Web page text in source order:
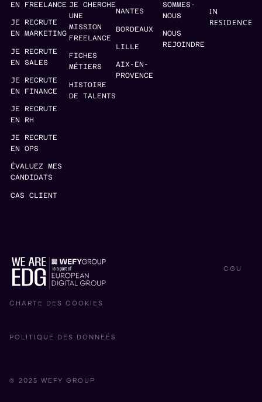
EN FREELANCE
JE RECRUTE
EN MARKETING
JE RECRUTE
EN SALES
JE RECRUTE
EN FINANCE
JE RECRUTE
EN RH
JE RECRUTE
EN OPS
ÉVALUEZ MES
CANDIDATS
CAS CLIENT
JE CHERCHE
UNE
MISSION
FREELANCE
FICHES
MÉTIERS
HISTOIRE
DE TALENTS
NANTES
BORDEAUX
LILLE
AIX-EN-
PROVENCE
SOMMES-
NOUS
NOUS
REJOINDRE
IN
RESIDENCE
© 2025 WEFY GROUP
CHARTE DES COOKIES
POLITIQUE DES DONNEÉS
CGU